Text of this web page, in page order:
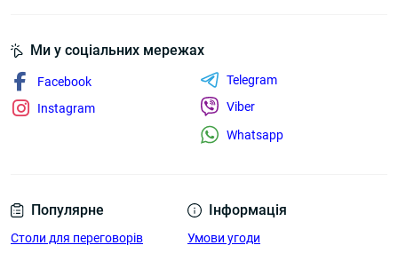
Популярне
Столи для переговорів
Інформація
Умови угоди
Ми у соціальних мережах
Facebook
Instagram
Telegram
Viber
Whatsapp